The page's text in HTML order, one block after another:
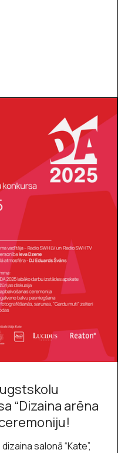
“Dizaina arēna
salonā “Kate”,